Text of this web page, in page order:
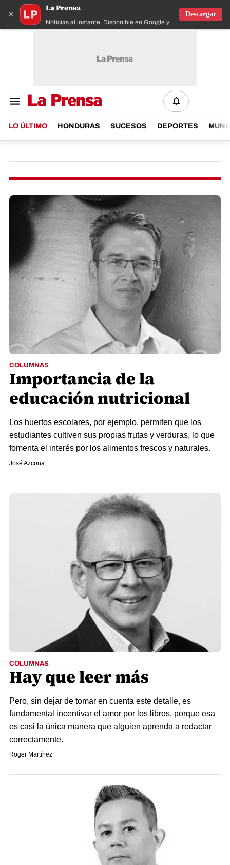
×
La Prensa
Noticias al instante. Disponible en Google y IOS
Descargar
LO ÚLTIMO HONDURAS SUCESOS DEPORTES
COLUMNAS
Importancia de la
educación nutricional
Los huertos escolares, por ejemplo, permiten que los
estudiantes cultiven sus propias frutas y verduras, lo que
fomenta el interés por los alimentos frescos y naturales.
José Azcona
COLUMNAS
Hay que leer más
Pero, sin dejar de tomar en cuenta este detalle, es
fundamental incentivar el amor por los libros, porque esa
es casi la única manera que alguien aprenda a redactar
correctamente.
Roger Martínez